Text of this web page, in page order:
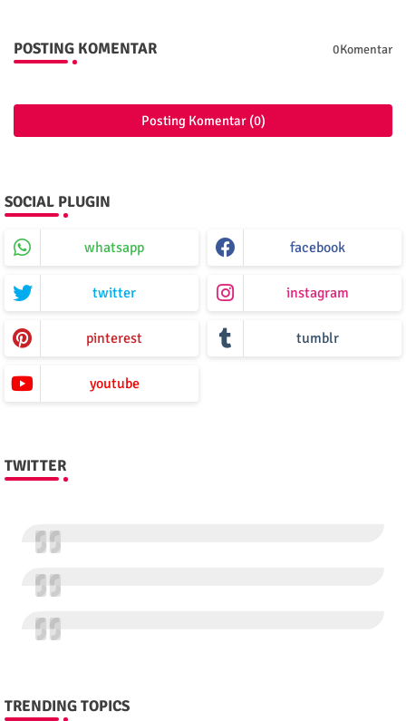
POSTING KOMENTAR 0Komentar
Posting Komentar (0)
SOCIAL PLUGIN
whatsapp facebook
twitter instagram
pinterest tumblr
youtube
TWITTER
TRENDING TOPICS